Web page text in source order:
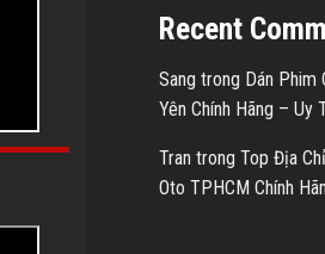
Recent
Sang trong Dán Phim
Yên Chính Hãng – Uy
Tran trong Top Địa
Oto TPHCM Chính